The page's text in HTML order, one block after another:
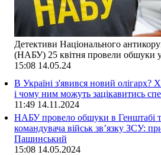
Детективи Національного
(НАБУ) 25 квітня провели обшуки
15:08 14.05.24
В Україні з'явився новий
і чому ним можуть зацікавитись
11:49 14.11.2024
НАБУ провело обшуки в Генштабі
командувача військ зв’язку ЗСУ:
Пашинський
15:08 14.05.2024